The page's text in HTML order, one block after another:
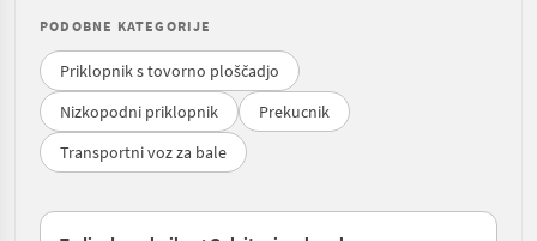
PODOBNE KATEGORIJE
Priklopnik s tovorno ploščadjo
Nizkopodni priklopnik
Prekucnik
Transportni voz za bale